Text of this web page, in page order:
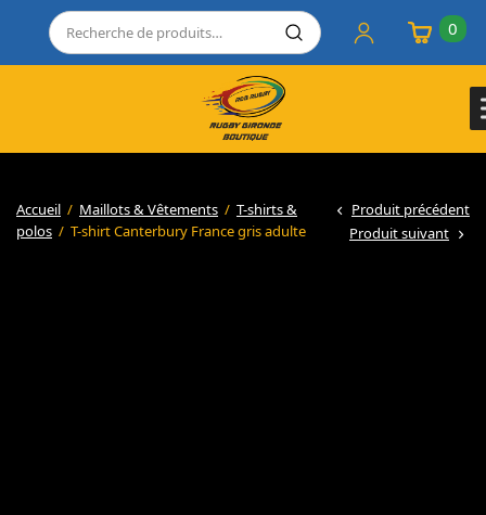
0
Accueil / Maillots & Vêtements / T-shirts &
polos / T-shirt Canterbury France gris adulte
Produit précédent
Produit suivant